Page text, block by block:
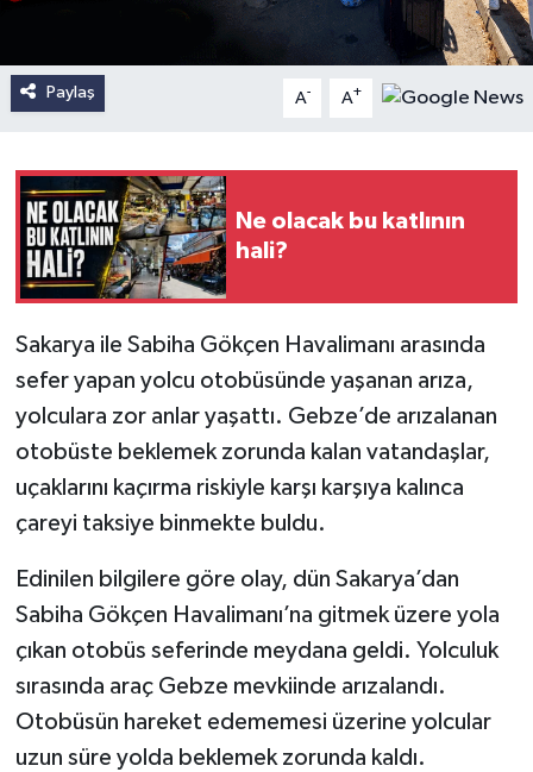
Paylaş A- A+
Ne olacak bu katlının
hali?
Sakarya ile Sabiha Gökçen Havalimanı arasında
sefer yapan yolcu otobüsünde yaşanan arıza,
yolculara zor anlar yaşattı. Gebze’de arızalanan
otobüste beklemek zorunda kalan vatandaşlar,
uçaklarını kaçırma riskiyle karşı karşıya kalınca
çareyi taksiye binmekte buldu.
Edinilen bilgilere göre olay, dün Sakarya’dan
Sabiha Gökçen Havalimanı’na gitmek üzere yola
çıkan otobüs seferinde meydana geldi. Yolculuk
sırasında araç Gebze mevkiinde arızalandı.
Otobüsün hareket edememesi üzerine yolcular
uzun süre yolda beklemek zorunda kaldı.